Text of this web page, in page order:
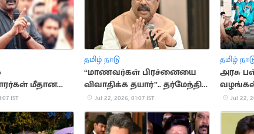
மீதான
சீமான்
IST
தமிழ் நாடு
“மாணவர்கள் பிரச்னையை
விவாதிக்க தயார்”.. தர்மேந்திர
பிரதான்
Jul 22, 2026, 01:07 IST
தமிழ்
அரசு
Jul 22,